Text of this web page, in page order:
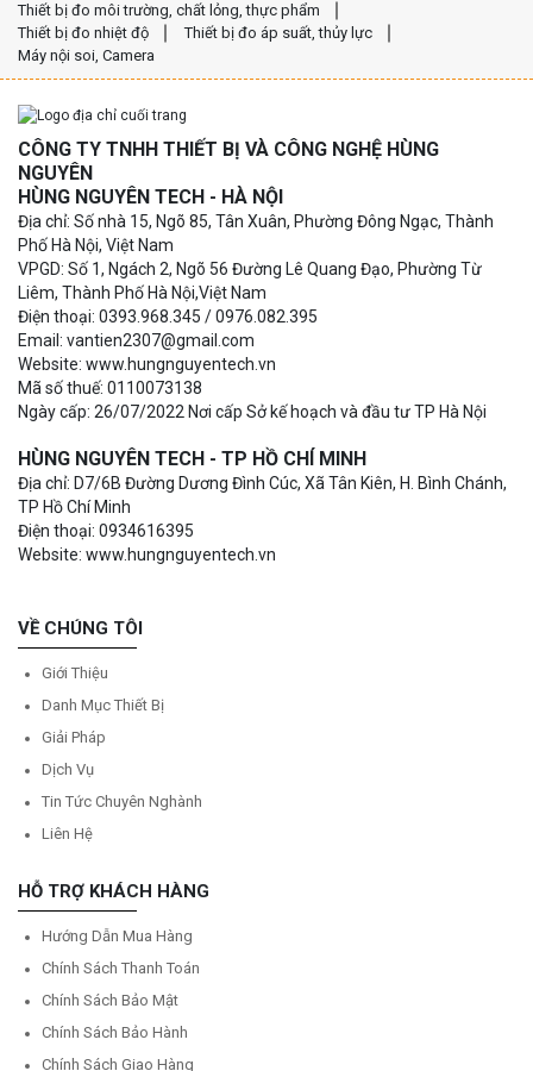
Thiết bị đo môi trường, chất lỏng, thực phẩm
Thiết bị đo nhiệt độ
Thiết bị đo áp suất, thủy lực
Máy nội soi, Camera
CÔNG TY TNHH THIẾT BỊ VÀ CÔNG NGHỆ HÙNG
NGUYÊN
HÙNG NGUYÊN TECH - HÀ NỘI
Địa chỉ: Số nhà 15, Ngõ 85, Tân Xuân, Phường Đông Ngạc, Thành
Phố Hà Nội, Việt Nam
VPGD: Số 1, Ngách 2, Ngõ 56 Đường Lê Quang Đạo, Phường Từ
Liêm, Thành Phố Hà Nội,Việt Nam
Điện thoại: 0393.968.345 / 0976.082.395
Email: vantien2307@gmail.com
Website: www.hungnguyentech.vn
Mã số thuế: 0110073138
Ngày cấp: 26/07/2022 Nơi cấp Sở kế hoạch và đầu tư TP Hà Nội
HÙNG NGUYÊN TECH - TP HỒ CHÍ MINH
Địa chỉ: D7/6B Đường Dương Đình Cúc, Xã Tân Kiên, H. Bình Chánh,
TP Hồ Chí Minh
Điện thoại: 0934616395
Website: www.hungnguyentech.vn
VỀ CHÚNG TÔI
Giới Thiệu
Danh Mục Thiết Bị
Giải Pháp
Dịch Vụ
Tin Tức Chuyên Nghành
Liên Hệ
HỖ TRỢ KHÁCH HÀNG
Hướng Dẫn Mua Hàng
Chính Sách Thanh Toán
Chính Sách Bảo Mật
Chính Sách Bảo Hành
Chính Sách Giao Hàng